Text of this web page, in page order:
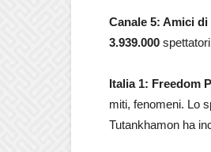
Canale 5: Amici di
3.939.000
Italia 1: Freedom
miti, fenomeni. Lo
Tutankhamon ha